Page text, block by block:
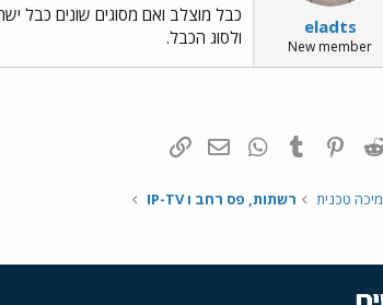
eladts
New member
ולסוג הכבל.
Reddit
Pinterest
Tumblr
WhatsAppדואר אלקטרוני
טכנית רשתות, פס רחב ו IP-TV